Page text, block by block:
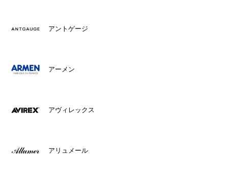
アントゲージ
アーメン
アヴィレックス
アリュメール